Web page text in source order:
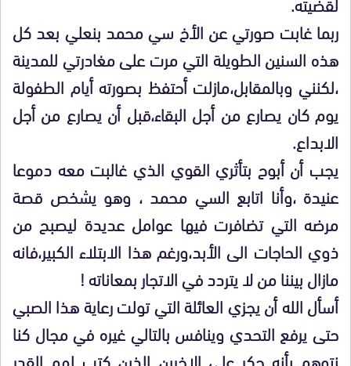
ربما غابت صورتي عن الأخ سي محمد بنعلي بعد كل
هذه السنين الطويلة التي مرت على مغادرتي للمدينة
،لكنني وبالمقابل،مازلت أحتفظ بصورته أيام الطفولة
يوم كان يصارع من أجل البقاء،قبل أن يصارع من أجل
الابداع.
يجب أن أبوح بتأثري القوي الذي غالبت معه دموعا
عنيدة ،وأنا اتابع السي محمد ، وهو يشخص قصة
مرضه التي تضافرت فيها عوامل عديدة ليصبح من
ذوي الحاجات الى الأبد،ورغم هذا الابتلاء الكبير،فانه
مازال بيننا من لا يتردد في الاتجار بمعاناته !
أسأل الله أن يجزي العائلة التي تولت رعاية هذا الصبي
حتى يرفع التحدي وينافس بالتالي غيره في مجال كنا